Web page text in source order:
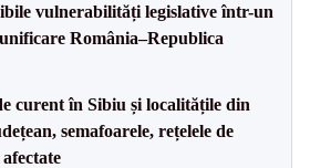
vulnerabilități legislative într-un
România–Republica
curent în Sibiu și localitățile din
semafoarele, rețelele de